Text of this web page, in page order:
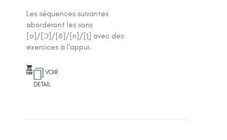
Les séquences suivantes
aborderont les sons
[o]/[Ɔ]/[õ]/[n]/[ƪ] avec des
exercices à l'appui.
VOIR
DETAIL